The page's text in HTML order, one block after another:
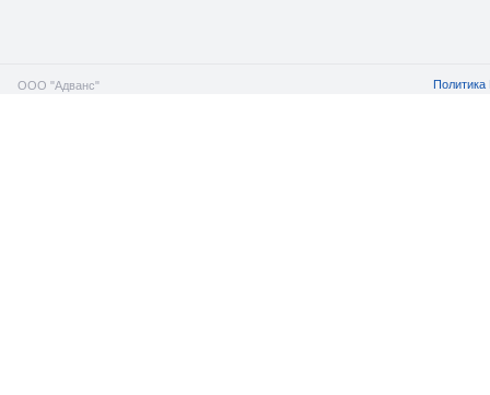
ООО "Адванс" Политика